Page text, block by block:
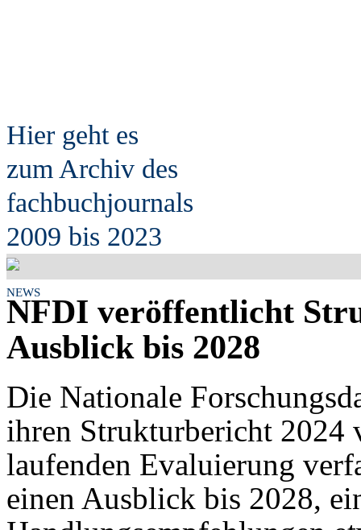
Hier geht es
zum Archiv des
fachbuchjournals
2009 bis 2023
NEWS
NFDI veröffentlicht
Ausblick bis 2028
Die Nationale
ihren Strukturbericht 2024
laufenden Evaluierung
einen Ausblick bis 2028,